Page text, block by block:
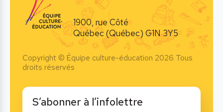
1900, rue Côté
Québec (Québec) G1N 3Y5
Copyright © Équipe culture-éducation 2026 Tous
droits réservés
S’abonner à l’infolettre